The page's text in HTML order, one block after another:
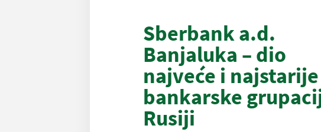
Sberbank a.d.
Banjaluka – dio
najveće i najstarije
bankarske
Rusiji